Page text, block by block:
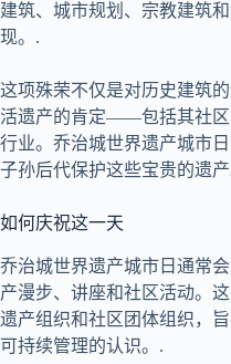
建筑、城市规划、宗教建筑
现。.
这项殊荣不仅是对历史建筑
活遗产的肯定——包括其社区
行业。乔治城世界遗产城市
子孙后代保护这些宝贵的遗
如何庆祝这一天
乔治城世界遗产城市日通常
产漫步、讲座和社区活动。
遗产组织和社区团体组织，
可持续管理的认识。.